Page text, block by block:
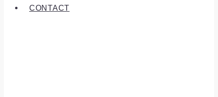
CONTACT